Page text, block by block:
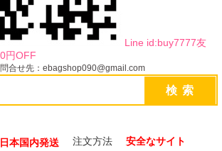
Line id:buy7777友
円OFF
合せ先：ebagshop090@gmail.com
日本国内発送 注文方法 安全なサイト